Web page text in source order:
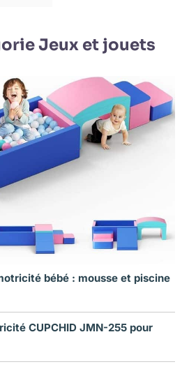
Jeux et jouets
bébé : mousse et piscine
CUPCHID JMN-255 pour